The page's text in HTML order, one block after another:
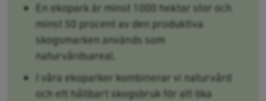
En ekopark är minst 1000 hektar stor och
minst 50 procent av den produktiva
skogsmarken används som
naturvårdsareal.
I våra ekoparker kombinerar vi naturvård
och ett hållbart skogsbruk för att öka